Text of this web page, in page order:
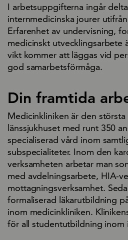
I arbetsuppgifterna ingår
internmedicinska jourer
Erfarenhet av undervisning,
medicinskt utvecklingsarbete
vikt kommer att läggas vid
god samarbetsförmåga.
Din framtida
Medicinkliniken är den största
länssjukhuset med runt 350
specialiserad vård inom
subspecialiteter. Inom den
verksamheten arbetar man
med avdelningsarbete, HIA-
mottagningsverksamhet.
formaliserad läkarutbildning
inom medicinkliniken.
för all studentutbildning inom